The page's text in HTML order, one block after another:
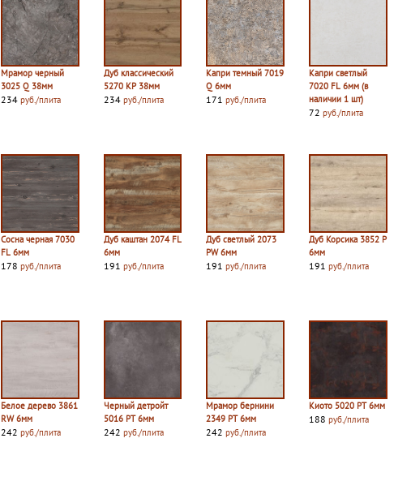
Мрамор черный
3025 Q 38мм
234 руб./плита
Дуб классический
5270 КР 38мм
234 руб./плита
Капри темный 7019
Q 6мм
171руб./плита
Капри светлый
7020 FL 6мм (в
наличии 1 шт)
72 руб./плита
Сосна черная 7030
FL 6мм
178 руб./плита
Дуб каштан 2074 FL
6мм
191 руб./плита
Дуб светлый 2073
PW 6мм
191руб./плита
Дуб Корсика 3852 P
6мм
191 руб./плита
Белое дерево 3861
RW 6мм
242 руб./плита
Черный детройт
5016 PT 6мм
242 руб./плита
Мрамор бернини
2349 PT 6мм
242руб./плита
Киото 5020 PT 6мм
188 руб./плита